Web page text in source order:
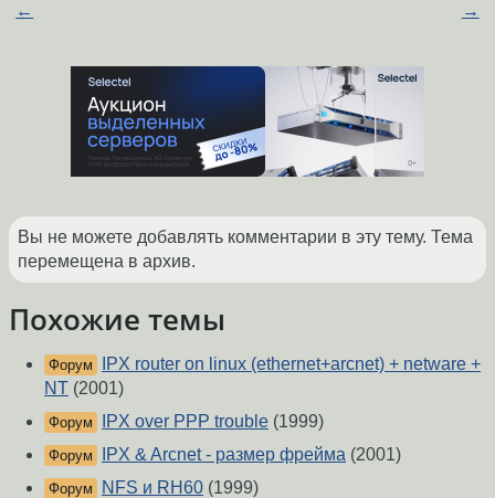
← →
Вы не можете добавлять комментарии в эту тему. Тема
перемещена в архив.
Похожие темы
Форум
IPX router on linux (ethernet+arcnet) + netware +
NT (2001)
Форум IPX over PPP trouble (1999)
Форум IPX & Arcnet - размер фрейма (2001)
Форум NFS и RH60 (1999)